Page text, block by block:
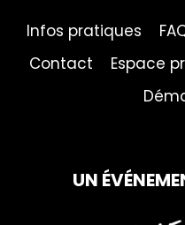
Infos pratiques
Contact
Espace
UN